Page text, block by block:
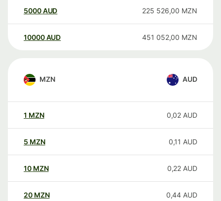
5000AUD 225 526,00 MZN
10000 AUD 451 052,00 MZN
MZN AUD
1 MZN 0,02 AUD
5 MZN 0,11 AUD
10 MZN 0,22 AUD
20 MZN 0,44 AUD